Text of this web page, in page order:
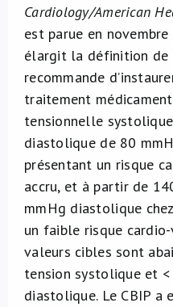
Cardiology/American
est parue en novembre
élargit la définition de
recommande
traitement
tensionnelle
diastolique de 80
présentant un risque
accru, et à partir de
mmHg diastolique
un faible risque
valeurs cibles sont
tension systolique et
diastolique. Le CBIP a